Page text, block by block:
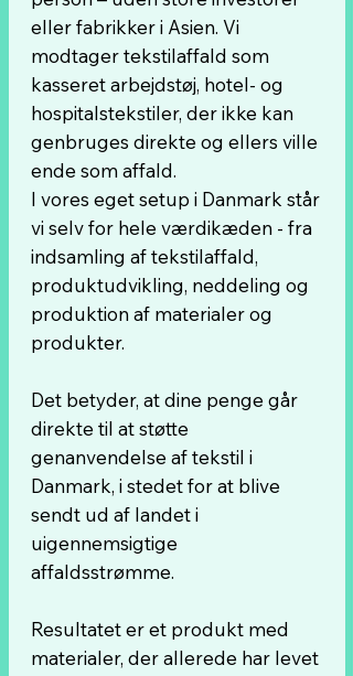
eller fabrikker i Asien. Vi
modtager tekstilaffald som
kasseret arbejdstøj, hotel- og
hospitalstekstiler, der ikke kan
genbruges direkte og ellers ville
ende som affald.
I vores eget setup i Danmark står
vi selv for hele værdikæden - fra
indsamling af tekstilaffald,
produktudvikling, neddeling og
produktion af materialer og
produkter.
Det betyder, at dine penge går
direkte til at støtte
genanvendelse af tekstil i
Danmark, i stedet for at blive
sendt ud af landet i
uigennemsigtige
affaldsstrømme.
Resultatet er et produkt med
materialer, der allerede har levet